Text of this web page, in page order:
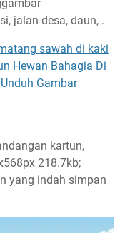
jalan desa, daun, .
kartun,
218.7kb;
yang indah simpan